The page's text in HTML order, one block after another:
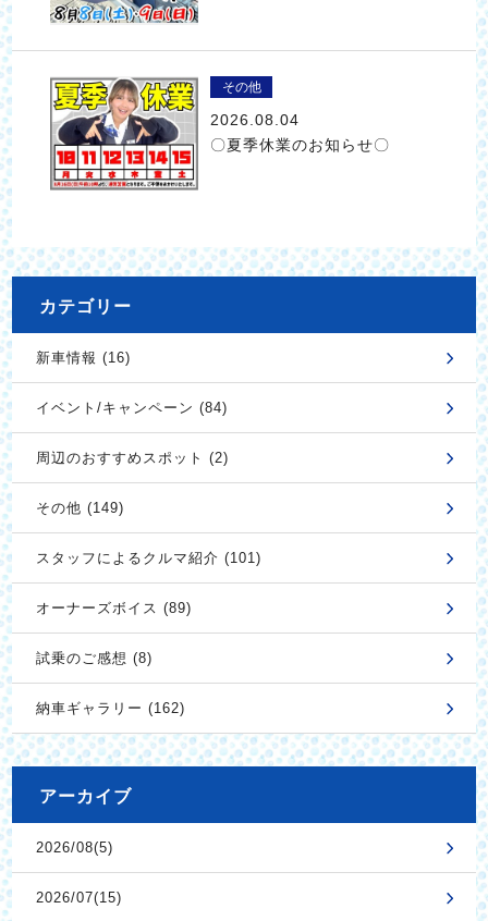
その他
2026.08.04
〇夏季休業のお知らせ〇
カテゴリー
新車情報 (16)
イベント/キャンペーン (84)
周辺のおすすめスポット (2)
その他 (149)
スタッフによるクルマ紹介 (101)
オーナーズボイス (89)
試乗のご感想 (8)
納車ギャラリー (162)
アーカイブ
2026/08(5)
2026/07(15)